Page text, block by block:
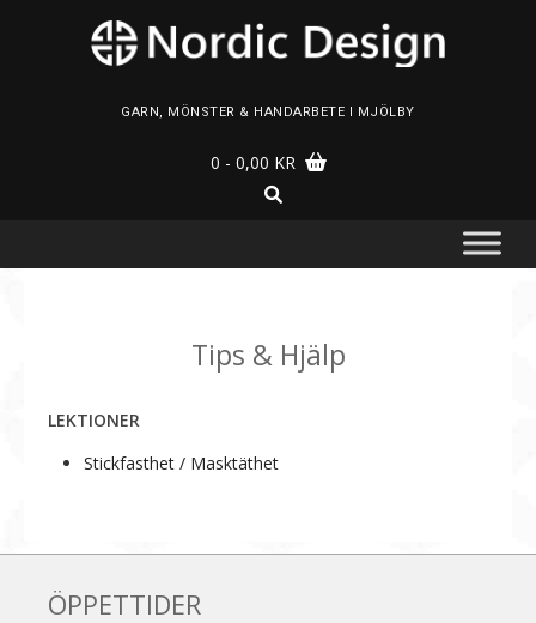
GARN, MÖNSTER & HANDARBETE I MJÖLBY
0 - 0,00 KR
Tips & Hjälp
LEKTIONER
Stickfasthet / Masktäthet
ÖPPETTIDER